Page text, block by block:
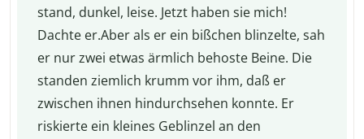
stand, dunkel, leise. Jetzt haben sie mich!
Dachte er.Aber als er ein bißchen blinzelte, sah
er nur zwei etwas ärmlich behoste Beine. Die
standen ziemlich krumm vor ihm, daß er
zwischen ihnen hindurchsehen konnte. Er
riskierte ein kleines Geblinzel an den